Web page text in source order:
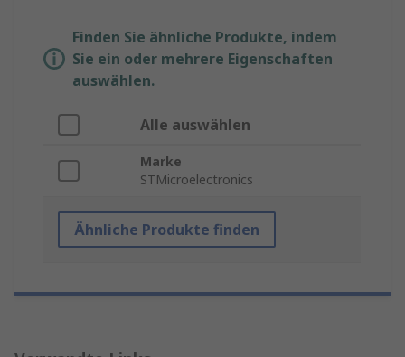
Finden Sie ähnliche Produkte, indem
Sie ein oder mehrere Eigenschaften
auswählen.
Alle auswählen
Marke
STMicroelectronics
Ähnliche Produkte finden